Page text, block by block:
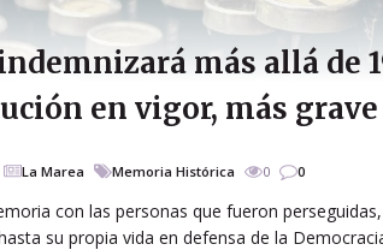
más allá de
en vigor, más grave
La Marea Memoria Histórica 0 0
con las personas que fueron
su propia vida en defensa de la